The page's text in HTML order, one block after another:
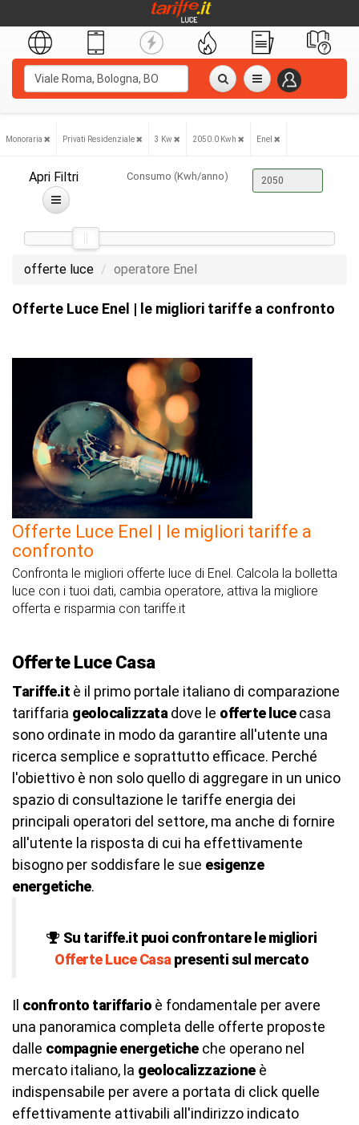
Monoraria Privati Residenziale 3 Kw 2050.0 Kwh Enel
Apri Filtri Consumo (Kwh/anno)
offerte luce operatore Enel
Offerte Luce Enel | le migliori tariffe a confronto
Offerte Luce Enel | le migliori tariffe a
confronto
Confronta le migliori offerte luce di Enel. Calcola la bolletta
luce con i tuoi dati, cambia operatore, attiva la migliore
offerta e risparmia con tariffe.it
Offerte Luce Casa
Tariffe.it è il primo portale italiano di comparazione
tariffaria geolocalizzata dove le offerte lucecasa
sono ordinate in modo da garantire all'utente una
ricerca semplice e soprattutto efficace. Perché
l'obiettivo è non solo quello di aggregare in un unico
spazio di consultazione le tariffe energia dei
principali operatori del settore, ma anche di fornire
all'utente la risposta di cui ha effettivamente
bisogno per soddisfare le sue esigenze
energetiche.
Su tariffe.it puoi confrontare le migliori
Offerte Luce Casa presenti sul mercato
Il confronto tariffario è fondamentale per avere
una panoramica completa delle offerte proposte
dalle compagnie energeticheche operano nel
mercato italiano, la geolocalizzazioneè
indispensabile per avere a portata di click quelle
effettivamente attivabili all'indirizzo indicato